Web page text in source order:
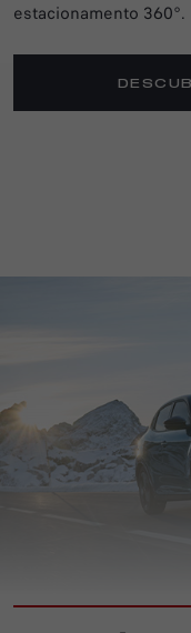
estacionamento 360°.